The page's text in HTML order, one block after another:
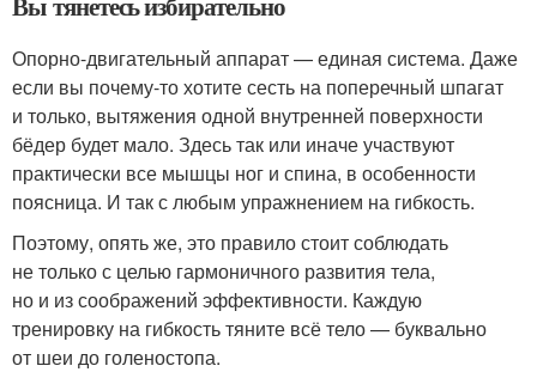
Опорно-двигательный аппарат — единая система. Даже
если вы почему-то хотите сесть на поперечный шпагат
и только, вытяжения одной внутренней поверхности
бёдер будет мало. Здесь так или иначе участвуют
практически все мышцы ног и спина, в особенности
поясница. И так с любым упражнением на гибкость.
Поэтому, опять же, это правило стоит соблюдать
не только с целью гармоничного развития тела,
но и из соображений эффективности. Каждую
тренировку на гибкость тяните всё тело — буквально
от шеи до голеностопа.